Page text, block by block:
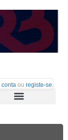
conta ou registe-se